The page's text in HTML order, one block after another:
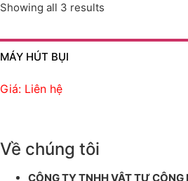
Showing all 3 results
MÁY HÚT BỤI
Giá: Liên hệ
Về chúng tôi
CÔNG TY TNHH VẬT TƯ